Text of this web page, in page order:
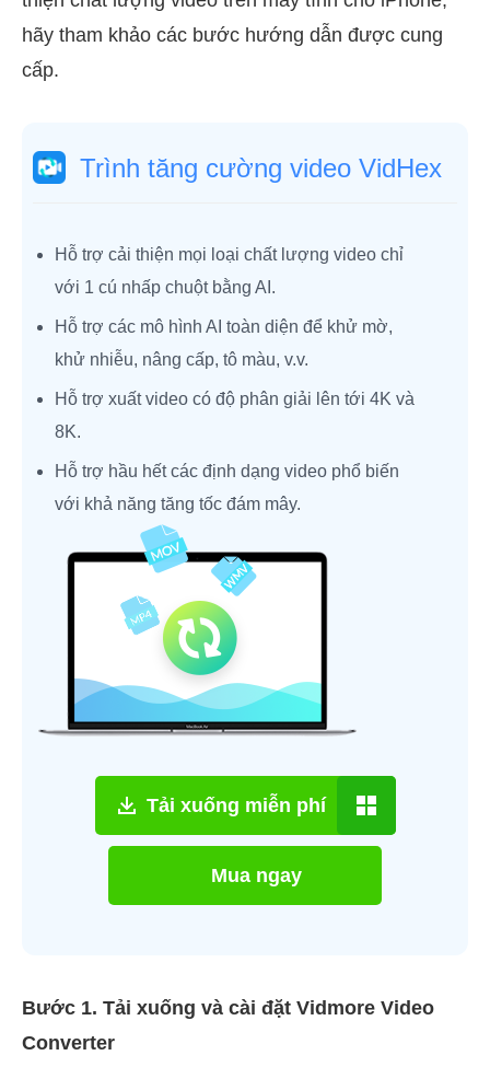
hãy tham khảo các bước hướng dẫn được cung
cấp.
Trình tăng cường video VidHex
Hỗ trợ cải thiện mọi loại chất lượng video chỉ
với 1 cú nhấp chuột bằng AI.
Hỗ trợ các mô hình AI toàn diện để khử mờ,
khử nhiễu, nâng cấp, tô màu, v.v.
Hỗ trợ xuất video có độ phân giải lên tới 4K và
8K.
Hỗ trợ hầu hết các định dạng video phổ biến
với khả năng tăng tốc đám mây.
Tải xuống miễn phí
Mua ngay
Bước 1. Tải xuống và cài đặt Vidmore Video
Converter